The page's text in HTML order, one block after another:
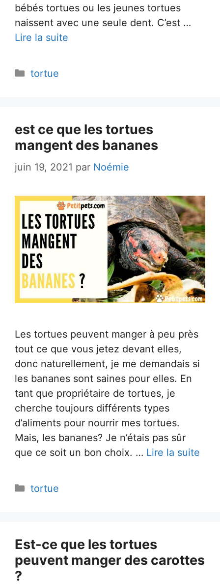
bébés tortues ou les jeunes tortues
naissent avec une seule dent. C’est …
Lire la suite
Catégories
tortue
est ce que les tortues
mangent des bananes
juin 19, 2021 par Noémie
Les tortues peuvent manger à peu près
tout ce que vous jetez devant elles,
donc naturellement, je me demandais si
les bananes sont saines pour elles. En
tant que propriétaire de tortues, je
cherche toujours différents types
d’aliments pour nourrir mes tortues.
Mais, les bananes? Je n’étais pas sûr
que ce soit un bon choix. … Lire la suite
Catégories
tortue
Est-ce que les tortues
peuvent manger des carottes
?